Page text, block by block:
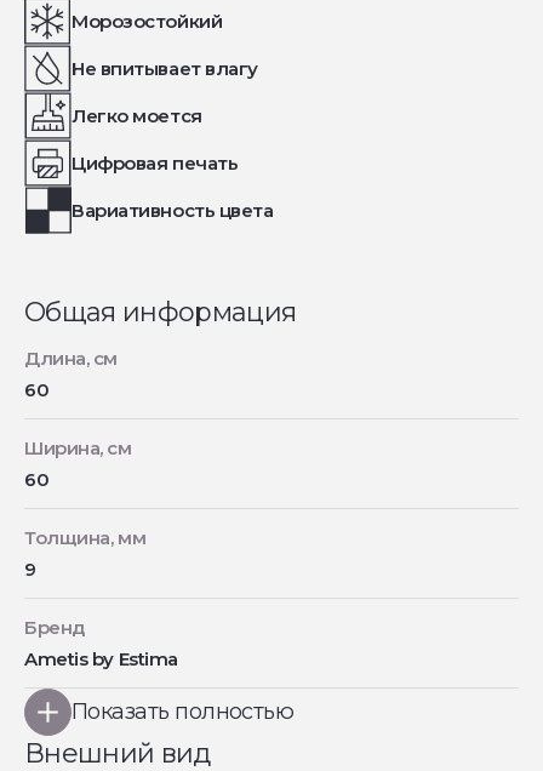
Морозостойкий
Не впитывает влагу
Легко моется
Цифровая печать
Вариативность цвета
Общая информация
Длина, см
60
Ширина, см
60
Толщина, мм
9
Бренд
Ametis by Estima
Показать полностью
Внешний вид